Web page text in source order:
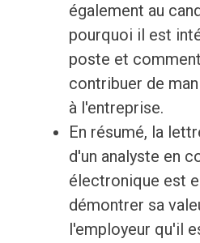
également au
pourquoi il est
poste et
contribuer de
à l'entreprise.
En résumé, la
d'un analyste en
électronique est
démontrer sa
l'employeur qu'il